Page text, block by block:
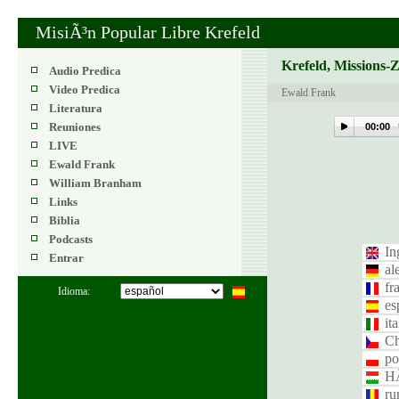
MisiÃ³n Popular Libre Krefeld
Audio Predica
Video Predica
Literatura
Reuniones
LIVE
Ewald Frank
William Branham
Links
Biblia
Podcasts
Entrar
Idioma:
Krefeld, Missions-
Ewald Frank
00:00